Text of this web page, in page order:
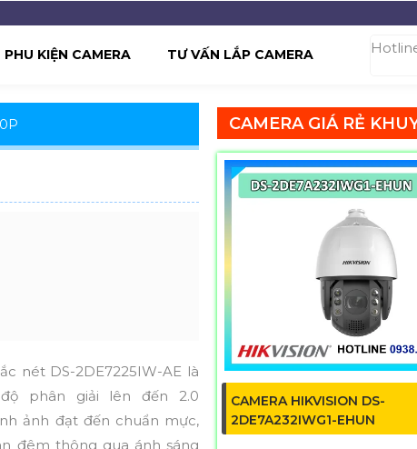
PHU KIỆN CAMERA TƯ VẤN LẮP CAMERA
nét DS-2DE7225IW-AE là
phân giải lên đến 2.0
ảnh đạt đến chuẩn mực,
đêm thông qua ánh sáng
CAMERA GIÁ RẺ
CAMERA HIKVISION DS-
2DE7A232IWG1-EHUN